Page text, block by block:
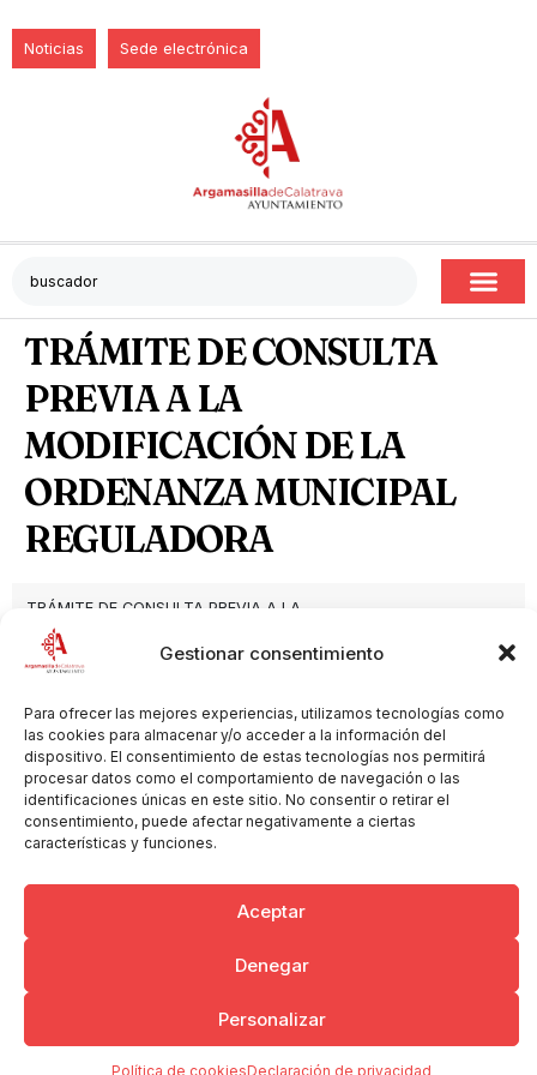
Gestionar consentimiento
Para ofrecer las mejores experiencias, utilizamos tecnologías como
las cookies para almacenar y/o acceder a la información del
dispositivo. El consentimiento de estas tecnologías nos permitirá
procesar datos como el comportamiento de navegación o las
identificaciones únicas en este sitio. No consentir o retirar el
consentimiento, puede afectar negativamente a ciertas
características y funciones.
Aceptar
Denegar
Personalizar
Política de cookiesDeclaración de privacidad
Noticias Sede electrónica
TRÁMITE DE CONSULTA
PREVIA A LA
MODIFICACIÓN DE LA
ORDENANZA MUNICIPAL
REGULADORA
TRÁMITE DE CONSULTA PREVIA A LA
MODIFICACIÓN DE LA ORDENANZA MUNICIPAL
REGULADORA.pdf
Copyright © 2026 Ayuntamiento de Argamasilla de Calatrava
Politica de Privacidad y Aviso Legal
Registro de la actividad
Cookies